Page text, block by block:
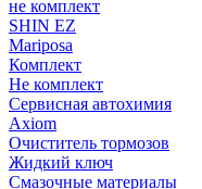
не комплект
SHIN EZ
Mariposa
Комплект
Не комплект
Сервисная автохимия
Axiom
Очиститель тормозов
Жидкий ключ
Смазочные материалы